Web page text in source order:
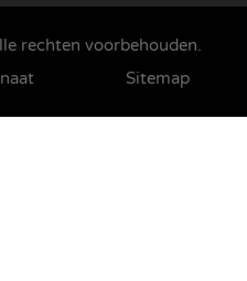
rechten voorbehouden.
Sitemap